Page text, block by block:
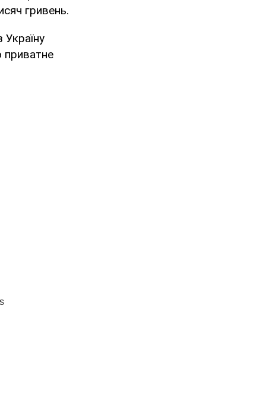
гривень.
приватне